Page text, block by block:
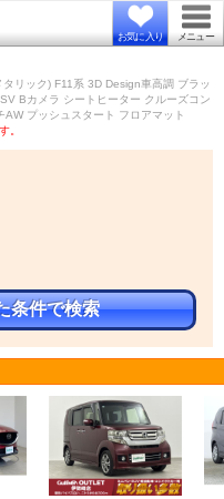
お気に入り メニュー
リック) F11系 3D Design車高調 ブラッ
Bカメラ シートヒーター クルーズコン
プッシュスタート フロアマット
。
条件で検索